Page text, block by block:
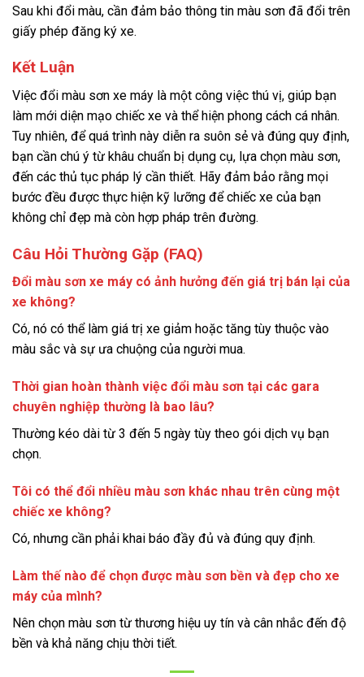
Sau khi đổi màu, cần đảm bảo thông tin màu sơn đã đổi trên
giấy phép đăng ký xe.
Kết Luận
Việc đổi màu sơn xe máy là một công việc thú vị, giúp bạn
làm mới diện mạo chiếc xe và thể hiện phong cách cá nhân.
Tuy nhiên, để quá trình này diễn ra suôn sẻ và đúng quy định,
bạn cần chú ý từ khâu chuẩn bị dụng cụ, lựa chọn màu sơn,
đến các thủ tục pháp lý cần thiết. Hãy đảm bảo rằng mọi
bước đều được thực hiện kỹ lưỡng để chiếc xe của bạn
không chỉ đẹp mà còn hợp pháp trên đường.
Câu Hỏi Thường Gặp (FAQ)
Đổi màu sơn xe máy có ảnh hưởng đến giá trị bán lại của
xe không?
Có, nó có thể làm giá trị xe giảm hoặc tăng tùy thuộc vào
màu sắc và sự ưa chuộng của người mua.
Thời gian hoàn thành việc đổi màu sơn tại các gara
chuyên nghiệp thường là bao lâu?
Thường kéo dài từ 3 đến 5 ngày tùy theo gói dịch vụ bạn
chọn.
Tôi có thể đổi nhiều màu sơn khác nhau trên cùng một
chiếc xe không?
Có, nhưng cần phải khai báo đầy đủ và đúng quy định.
Làm thế nào để chọn được màu sơn bền và đẹp cho xe
máy của mình?
Nên chọn màu sơn từ thương hiệu uy tín và cân nhắc đến độ
bền và khả năng chịu thời tiết.